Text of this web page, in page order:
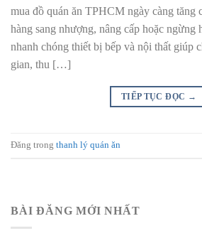
mua đồ quán ăn TPHCM ngày càng tăng
hàng sang nhượng, nâng cấp hoặc ngừng
nhanh chóng thiết bị bếp và nội thất giúp
gian, thu […]
TIẾP TỤC ĐỌC →
Đăng trong thanh lý quán ăn
BÀI ĐĂNG MỚI NHẤT